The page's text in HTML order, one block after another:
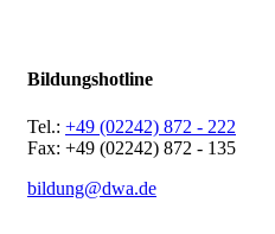
Bildungshotline
Tel.: +49 (02242) 872 - 222
Fax: +49 (02242) 872 - 135
bildung@dwa.de